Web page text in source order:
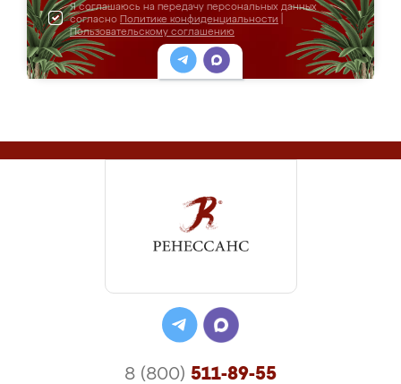
Я соглашаюсь на передачу персональных данных
согласно Политике конфиденциальности
Пользовательскому соглашению
8 (800) 511-89-55